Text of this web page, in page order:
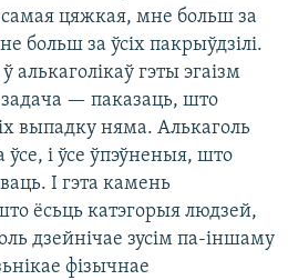
цяжкая, мне больш за
больш за ўсіх пакрыўдзілі.
алькаголікаў гэты эгаізм
— паказаць, што
выпадку няма. Алькаголь
ўсе, і ўсе ўпэўненыя, што
І гэта камень
ёсьць катэгорыя людзей,
дзейнічае зусім па-іншаму
фізычнае